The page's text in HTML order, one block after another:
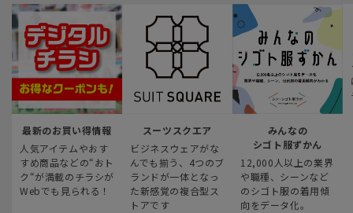
最新のお買い得情報
人気アイテムやおす
すめ商品などの“おト
ク“が満載のチラシが
Webでも見られる！
スーツスクエア
ビジネスウェアがな
んでも揃う、4つのブ
ランドが一体となっ
た新感覚の複合型ス
トアです
みんなの
シゴト服ずかん
12,000人以上の業界
や職種、シーンなど
のシゴト服の着用傾
向をデータ化。